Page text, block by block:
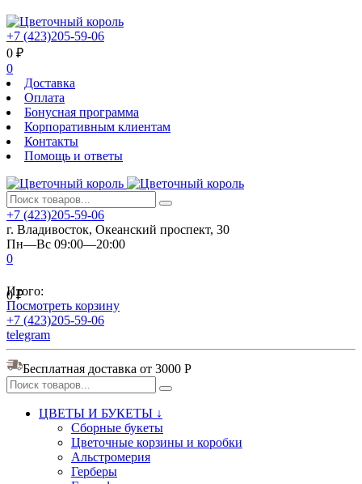
+7 (423)205-59-06
0 ₽
0
Доставка
Оплата
Бонусная программа
Корпоративным клиентам
Контакты
Помощь и ответы
+7 (423)205-59-06
г. Владивосток, Океанский проспект, 30
Пн—Вс 09:00—20:00
0
0₽
Итого:
Посмотреть корзину
+7 (423)205-59-06
telegram
Бесплатная доставка от 3000 Р
ЦВЕТЫ И БУКЕТЫ ↓
Сборные букеты
Цветочные корзины и коробки
Альстромерия
Герберы